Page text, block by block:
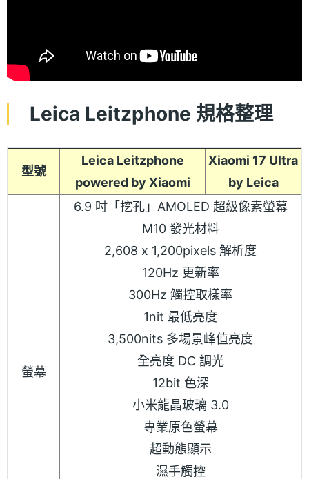
Leica Leitzphone 規格整理
型號
Leica Leitzphone
powered by Xiaomi
Xiaomi 17 Ultra
by Leica
螢幕
6.9 吋「挖孔」AMOLED 超級像素螢幕
M10 發光材料
2,608 x 1,200pixels 解析度
120Hz 更新率
300Hz 觸控取樣率
1nit 最低亮度
3,500nits 多場景峰值亮度
全亮度 DC 調光
12bit 色深
小米龍晶玻璃 3.0
專業原色螢幕
超動態顯示
濕手觸控